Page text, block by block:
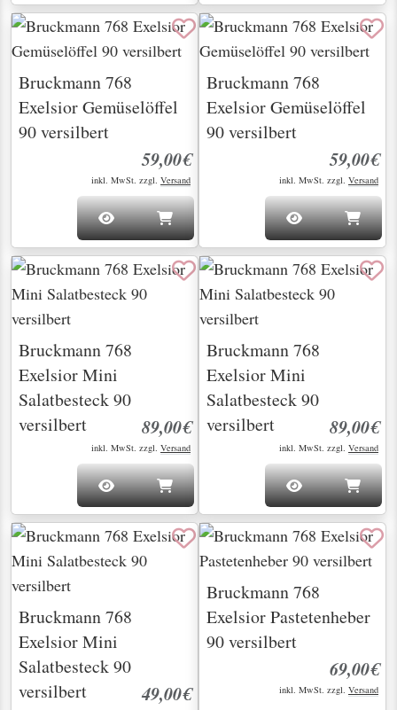
Bruckmann 768
Exelsior Gemüselöffel
90 versilbert
59,00€
inkl. MwSt. zzgl. Versand
Bruckmann 768
Exelsior Gemüselöffel
90 versilbert
59,00€
inkl. MwSt. zzgl. Versand
Bruckmann 768
Exelsior Mini
Salatbesteck 90
versilbert
89,00€
inkl. MwSt. zzgl. Versand
Bruckmann 768
Exelsior Mini
Salatbesteck 90
versilbert
89,00€
inkl. MwSt. zzgl. Versand
Bruckmann 768
Exelsior Mini
Salatbesteck 90
versilbert
49,00€
Bruckmann 768
Exelsior Pastetenheber
90 versilbert
69,00€
inkl. MwSt. zzgl. Versand